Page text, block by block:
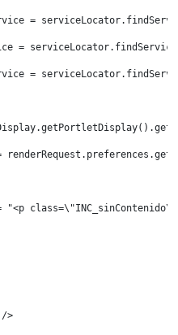
=
=
=
= "<p
/>